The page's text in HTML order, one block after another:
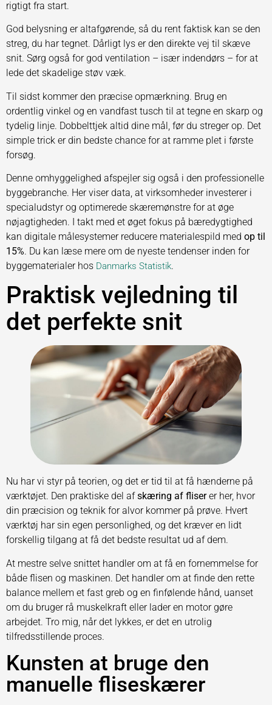
rigtigt fra start.
God belysning er altafgørende, så du rent faktisk kan se den
streg, du har tegnet. Dårligt lys er den direkte vej til skæve
snit. Sørg også for god ventilation – især indendørs – for at
lede det skadelige støv væk.
Til sidst kommer den præcise opmærkning. Brug en
ordentlig vinkel og en vandfast tusch til at tegne en skarp og
tydelig linje. Dobbelttjek altid dine mål, før du streger op. Det
simple trick er din bedste chance for at ramme plet i første
forsøg.
Denne omhyggelighed afspejler sig også i den professionelle
byggebranche. Her viser data, at virksomheder investerer i
specialudstyr og optimerede skæremønstre for at øge
nøjagtigheden. I takt med et øget fokus på bæredygtighed
kan digitale målesystemer reducere materialespild med op til
15%. Du kan læse mere om de nyeste tendenser inden for
byggematerialer hos Danmarks Statistik.
Praktisk vejledning til
det perfekte snit
Nu har vi styr på teorien, og det er tid til at få hænderne på
værktøjet. Den praktiske del afskæring af fliserer her, hvor
din præcision og teknik for alvor kommer på prøve. Hvert
værktøj har sin egen personlighed, og det kræver en lidt
forskellig tilgang at få det bedste resultat ud af dem.
At mestre selve snittet handler om at få en fornemmelse for
både flisen og maskinen. Det handler om at finde den rette
balance mellem et fast greb og en finfølende hånd, uanset
om du bruger rå muskelkraft eller lader en motor gøre
arbejdet. Tro mig, når det lykkes, er det en utrolig
tilfredsstillende proces.
Kunsten at bruge den
manuelle fliseskærer